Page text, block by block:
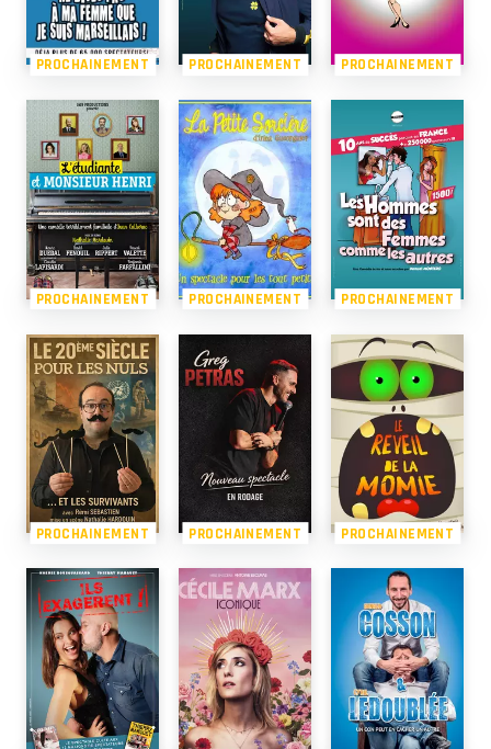
PROCHAINEMENT PROCHAINEMENT PROCHAINEMENT
PROCHAINEMENT PROCHAINEMENT PROCHAINEMENT
PROCHAINEMENT PROCHAINEMENT PROCHAINEMENT